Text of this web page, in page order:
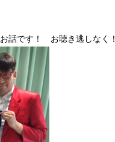
話です！ お聴き逃しなく！